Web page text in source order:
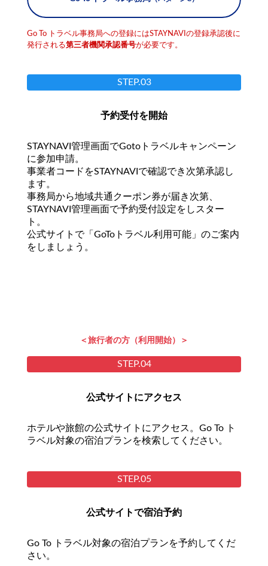
Go To トラベル事務局への登録にはSTAYNAVIの登録承認後に
発行される第三者機関承認番号が必要です。
STEP.03
予約受付を開始
STAYNAVI管理画面でGotoトラベルキャンペーン
に参加申請。
事業者コードをSTAYNAVIで確認でき次第承認し
ます。
事務局から地域共通クーポン券が届き次第、
STAYNAVI管理画面で予約受付設定をしスター
ト。
公式サイトで「GoToトラベル利用可能」のご案内
をしましょう。
＜旅行者の方（利用開始）＞
STEP.04
公式サイトにアクセス
ホテルや旅館の公式サイトにアクセス。Go To ト
ラベル対象の宿泊プランを検索してください。
STEP.05
公式サイトで宿泊予約
Go To トラベル対象の宿泊プランを予約してくだ
さい。